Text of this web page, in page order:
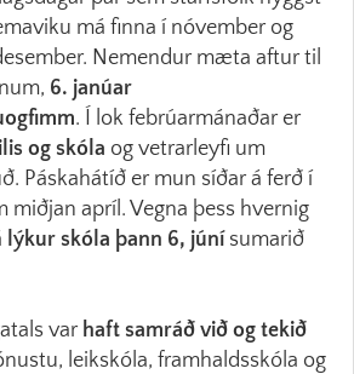
má finna í nóvember og
Nemendur mæta aftur til
6. janúar
. Í lok febrúarmánaðar er
og skóla og vetrarleyfi um
Páskahátíð er mun síðar á ferð í
miðjan apríl. Vegna þess hvernig
lýkur skóla þann 6, júnísumarið
var haft samráð við og tekið
leikskóla, framhaldsskóla og